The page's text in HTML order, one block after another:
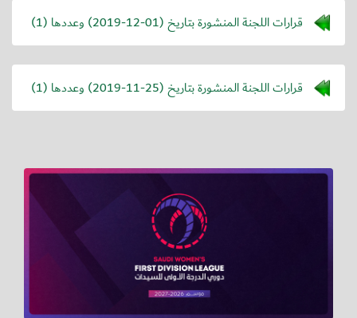
قرارات اللجنة المنشورة بتاريخ (2019-12-01) وعددها (1)
قرارات اللجنة المنشورة بتاريخ (2019-11-25) وعددها (1)